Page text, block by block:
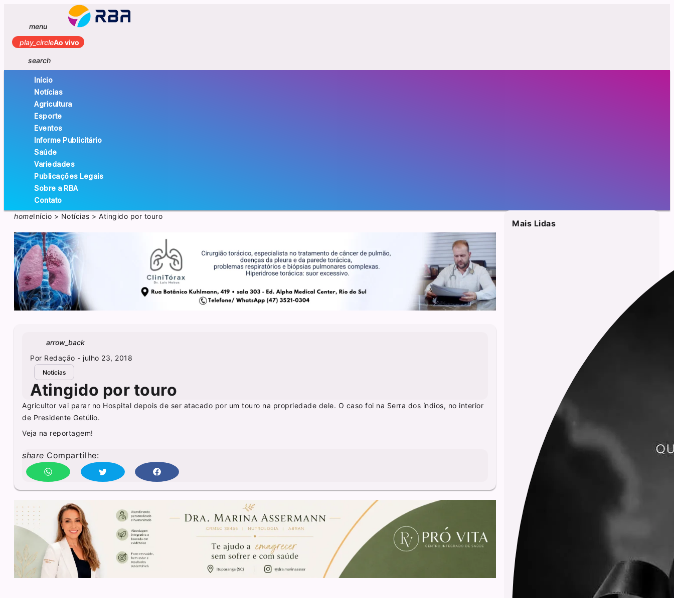
menu
play_circleAo vivo
search
Início
Notícias
Agricultura
Esporte
Eventos
Informe Publicitário
Saúde
Variedades
Publicações Legais
Sobre a RBA
Contato
homeInício > Notícias >Atingido por touro
arrow_back
Por Redação - julho 23, 2018
Notícias
Atingido por touro
Agricultor vai parar no Hospital depois de ser atacado por um touro na propriedade dele. O caso foi na Serra dos índios, no interior
de Presidente Getúlio.
Veja na reportagem!
share Compartilhe:
Mais Lidas